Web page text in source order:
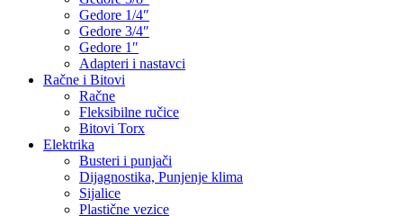
Gedore 1/4″
Gedore 3/4″
Gedore 1″
Adapteri i nastavci
Račne i Bitovi
Račne
Fleksibilne ručice
Bitovi Torx
Elektrika
Busteri i punjači
Dijagnostika, Punjenje klima
Sijalice
Plastične vezice